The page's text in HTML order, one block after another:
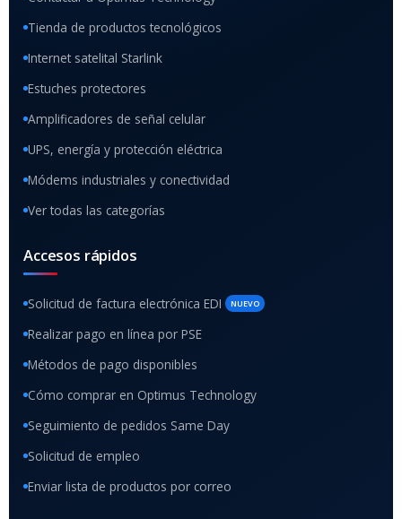
Tienda de productos tecnológicos
Internet satelital Starlink
Estuches protectores
Amplificadores de señal celular
UPS, energía y protección eléctrica
Módems industriales y conectividad
Ver todas las categorías
Accesos rápidos
Solicitud de factura electrónica EDI NUEVO
Realizar pago en línea por PSE
Métodos de pago disponibles
Cómo comprar en Optimus Technology
Seguimiento de pedidos Same Day
Solicitud de empleo
Enviar lista de productos por correo